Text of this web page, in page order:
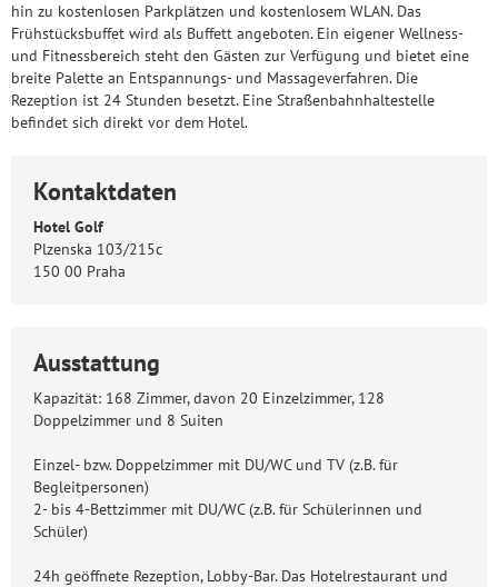
hin zu kostenlosen Parkplätzen und kostenlosem WLAN. Das
Frühstücksbuffet wird als Buffett angeboten. Ein eigener Wellness-
und Fitnessbereich steht den Gästen zur Verfügung und bietet eine
breite Palette an Entspannungs- und Massageverfahren. Die
Rezeption ist 24 Stunden besetzt. Eine Straßenbahnhaltestelle
befindet sich direkt vor dem Hotel.
Kontaktdaten
Hotel Golf
Plzenska 103/215c
150 00 Praha
Ausstattung
Kapazität: 168 Zimmer, davon 20 Einzelzimmer, 128
Doppelzimmer und 8 Suiten
Einzel- bzw. Doppelzimmer mit DU/WC und TV (z.B. für
Begleitpersonen)
2- bis 4-Bettzimmer mit DU/WC (z.B. für Schülerinnen und
Schüler)
24h geöffnete Rezeption, Lobby-Bar. Das Hotelrestaurant und